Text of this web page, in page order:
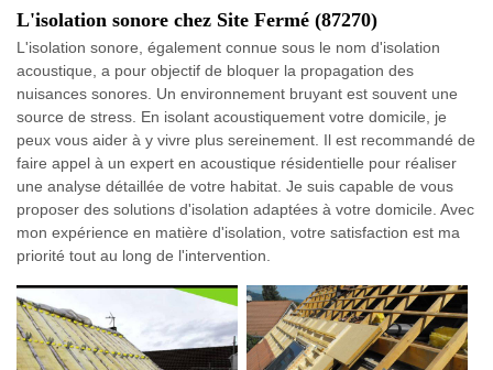
L'isolation sonore chez Site Fermé (87270)
L'isolation sonore, également connue sous le nom d'isolation
acoustique, a pour objectif de bloquer la propagation des
nuisances sonores. Un environnement bruyant est souvent une
source de stress. En isolant acoustiquement votre domicile, je
peux vous aider à y vivre plus sereinement. Il est recommandé de
faire appel à un expert en acoustique résidentielle pour réaliser
une analyse détaillée de votre habitat. Je suis capable de vous
proposer des solutions d'isolation adaptées à votre domicile. Avec
mon expérience en matière d'isolation, votre satisfaction est ma
priorité tout au long de l'intervention.